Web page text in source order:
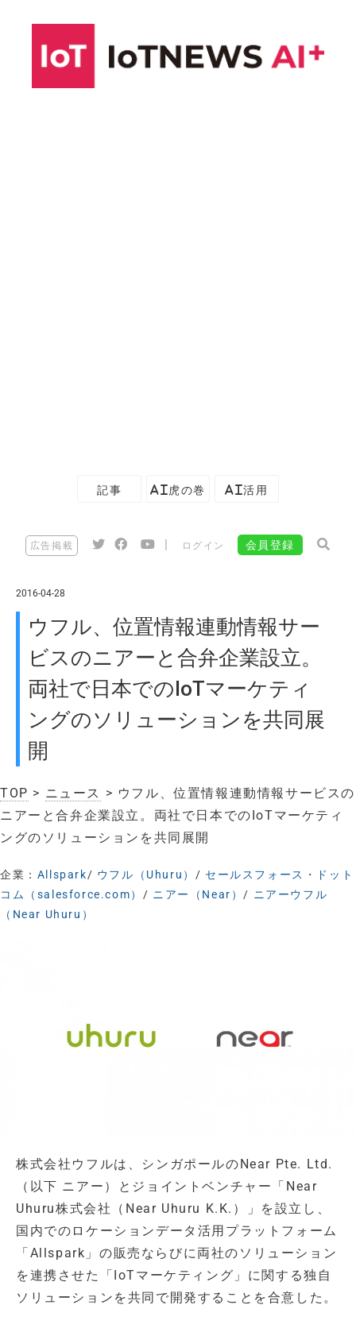
記事 AI虎の巻 AI活用
広告掲載 ログイン 会員登録
2016-04-28
ウフル、位置情報連動情報サー
ビスのニアーと合弁企業設立。
両社で日本でのIoTマーケティ
ングのソリューションを共同展
開
TOP > ニュース > ウフル、位置情報連動情報サービスの
ニアーと合弁企業設立。両社で日本でのIoTマーケティ
ングのソリューションを共同展開
企業： Allspark/ ウフル（Uhuru） / セールスフォース・ドット
コム（salesforce.com） / ニアー（Near）/ ニアーウフル
（Near Uhuru）
株式会社ウフルは、シンガポールのNear Pte. Ltd.
（以下 ニアー）とジョイントベンチャー「Near
Uhuru株式会社（Near Uhuru K.K.）」を設立し、
国内でのロケーションデータ活用プラットフォーム
「Allspark」の販売ならびに両社のソリューション
を連携させた「IoTマーケティング」に関する独自
ソリューションを共同で開発することを合意した。